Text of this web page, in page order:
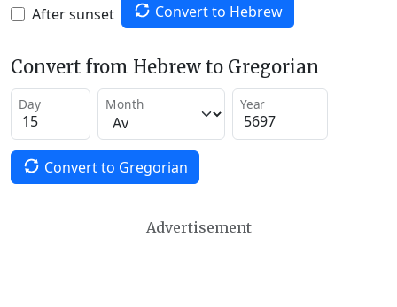
After sunset Convert to Hebrew
Convert from Hebrew to Gregorian
Day Month Year
Convert to Gregorian
Advertisement